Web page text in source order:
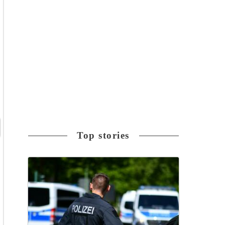
Top stories